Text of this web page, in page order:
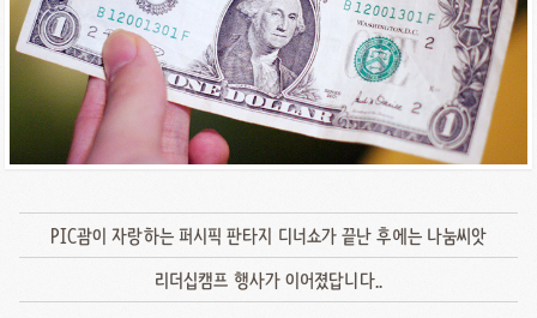
PIC괌이 자랑하는 퍼시픽 판타지 디너쇼가 끝난 후에는 나눔씨앗
리더십캠프 행사가 이어졌답니다..